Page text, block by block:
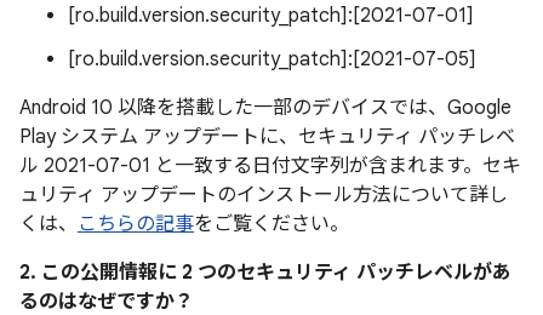
[ro.build.version.security_patch]:[2021-07-01]
[ro.build.version.security_patch]:[2021-07-05]
Android 10 以降を搭載した一部のデバイスでは、Google
Play システム アップデートに、セキュリティ パッチレベ
ル 2021-07-01 と一致する日付文字列が含まれます。セキ
ュリティ アップデートのインストール方法について詳し
くは、 こちらの記事をご覧ください。
2. この公開情報に 2 つのセキュリティ パッチレベルがあ
るのはなぜですか？